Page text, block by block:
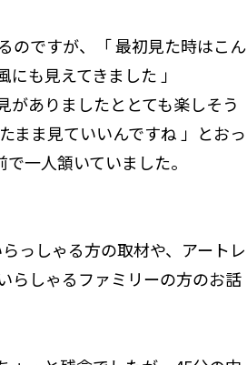
のですが、「 最初見た時はこん
も見えてきました 」
がありましたととても楽しそう
まま見ていいんですね 」とおっ
一人頷いていました。
っしゃる方の取材や、アートレ
らしゃるファミリーの方のお話